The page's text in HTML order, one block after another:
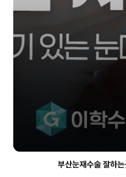
부산눈재수술 잘하